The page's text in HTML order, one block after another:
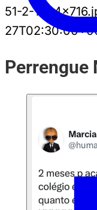
51-2-
Perrengue